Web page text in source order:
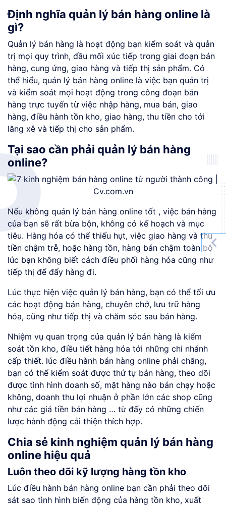
Định nghĩa quản lý bán hàng online là
gì?
Quản lý bán hàng là hoạt động bạn kiểm soát và quản
trị mọi quy trình, đầu mối xúc tiếp trong giai đoạn bán
hàng, cung ứng, giao hàng và tiếp thị sản phẩm. Có
thể hiểu, quản lý bán hàng online là việc bạn quản trị
và kiểm soát mọi hoạt động trong công đoạn bán
hàng trực tuyến từ việc nhập hàng, mua bán, giao
hàng, điều hành tồn kho, giao hàng, thu tiền cho tới
lăng xê và tiếp thị cho sản phẩm.
Tại sao cần phải quản lý bán hàng
online?
Nếu không quản lý bán hàng online tốt , việc bán hàng
của bạn sẽ rất bừa bộn, không có kế hoạch và mục
tiêu. Hàng hóa có thể thiếu hụt, việc giao hàng và thu
tiền chậm trễ, hoặc hàng tồn, hàng bán chậm toàn bộ
lúc bạn không biết cách điều phối hàng hóa cũng như
tiếp thị để đẩy hàng đi.
Lúc thực hiện việc quản lý bán hàng, bạn có thể tối ưu
các hoạt động bán hàng, chuyên chở, lưu trữ hàng
hóa, cũng như tiếp thị và chăm sóc sau bán hàng.
Nhiệm vụ quan trọng của quản lý bán hàng là kiểm
soát tồn kho, điều tiết hàng hóa tới những chi nhánh
cấp thiết. lúc điều hành bán hàng online phải chăng,
bạn có thể kiểm soát được thứ tự bán hàng, theo dõi
được tình hình doanh số, mặt hàng nào bán chạy hoặc
không, doanh thu lợi nhuận ở phần lớn các shop cũng
như các giá tiền bán hàng … từ đấy có những chiến
lược hành động cải thiện thích hợp.
Chia sẻ kinh nghiệm quản lý bán hàng
online hiệu quả
Luôn theo dõi kỹ lượng hàng tồn kho
Lúc điều hành bán hàng online bạn cần phải theo dõi
sát sao tình hình biến động của hàng tồn kho, xuất